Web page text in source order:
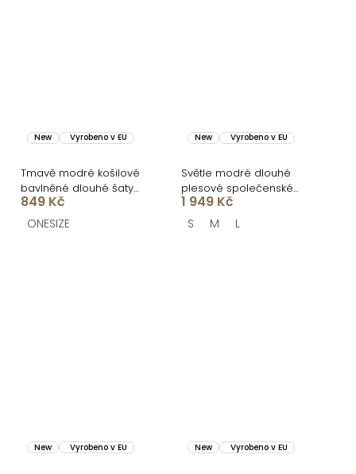
New Vyrobeno v EU
Tmavě modré košilové
bavlněné dlouhé šaty
FLORENTE
849 Kč
ONESIZE
New Vyrobeno v EU
Světle modré dlouhé
plesové společenské
šaty CELLINES
1 949 Kč
S M L
New Vyrobeno v EU New Vyrobeno v EU